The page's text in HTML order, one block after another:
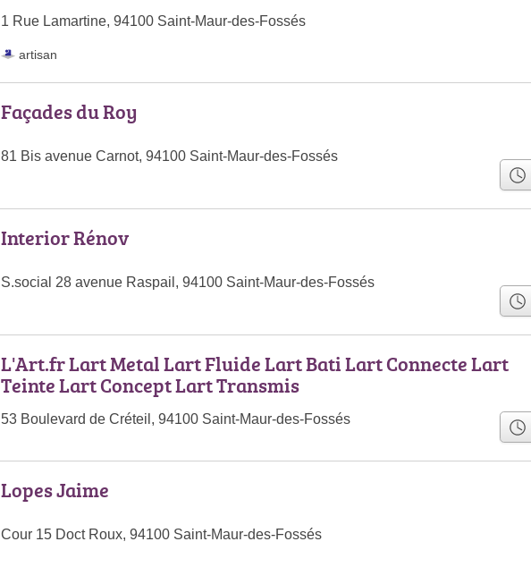
1 Rue Lamartine, 94100 Saint-Maur-des-Fossés
artisan
Façades du Roy
81 Bis avenue Carnot, 94100 Saint-Maur-des-Fossés
Interior Rénov
S.social 28 avenue Raspail, 94100 Saint-Maur-des-Fossés
L'Art.fr Lart Metal Lart Fluide Lart Bati Lart Connecte Lart
Teinte Lart Concept Lart Transmis
53 Boulevard de Créteil, 94100 Saint-Maur-des-Fossés
Lopes Jaime
Cour 15 Doct Roux, 94100 Saint-Maur-des-Fossés